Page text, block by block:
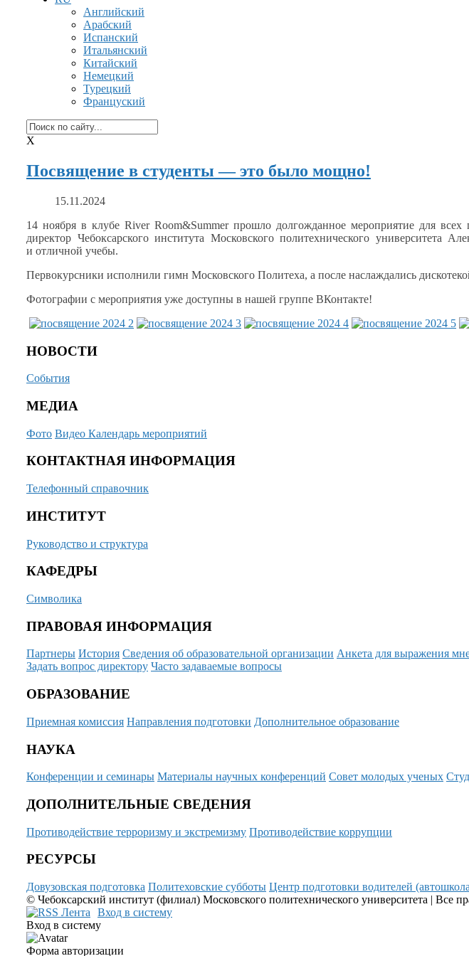
Английский
Арабский
Испанский
Итальянский
Китайский
Немецкий
Турецкий
Француский
X
Посвящение в студенты — это было мощно!
15.11.2024
14 ноября в клубе River Room&Summer прошло долгожданное мероприятие для всех
директор Чебоксарского института Московского политехнического университета
и отличной учебы.
Первокурсники исполнили гимн Московского Политеха, а после наслаждались
Фотографии с мероприятия уже доступны в нашей группе ВКонтакте!
НОВОСТИ
События
МЕДИА
Фото Видео Календарь мероприятий
КОНТАКТНАЯ ИНФОРМАЦИЯ
Телефонный справочник
ИНСТИТУТ
Руководство и структура
КАФЕДРЫ
Символика
ПРАВОВАЯ ИНФОРМАЦИЯ
Партнеры История Сведения об образовательной организации Анкета для выражения
Задать вопрос директору Часто задаваемые вопросы
ОБРАЗОВАНИЕ
Приемная комиссия Направления подготовки Дополнительное образование
НАУКА
Конференции и семинары Материалы научных конференций Совет молодых ученых
ДОПОЛНИТЕЛЬНЫЕ СВЕДЕНИЯ
Противодействие терроризму и экстремизму Противодействие коррупции
РЕСУРСЫ
Довузовская подготовка Политеховские субботы Центр подготовки водителей
© Чебоксарский институт (филиал) Московского политехнического университета | Все
Вход в систему
Вход в систему
Форма авторизации